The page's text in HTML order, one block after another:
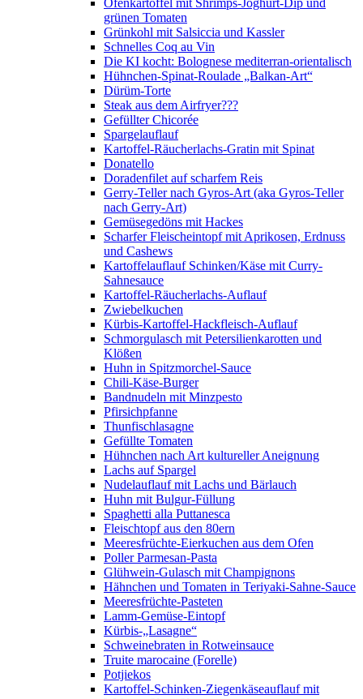
Ofenkartoffel mit Shrimps-Joghurt-Dip und
grünen Tomaten
Grünkohl mit Salsiccia und Kassler
Schnelles Coq au Vin
Die KI kocht: Bolognese mediterran-orientalisch
Hühnchen-Spinat-Roulade „Balkan-Art“
Dürüm-Torte
Steak aus dem Airfryer???
Gefüllter Chicorée
Spargelauflauf
Kartoffel-Räucherlachs-Gratin mit Spinat
Donatello
Doradenfilet auf scharfem Reis
Gerry-Teller nach Gyros-Art (aka Gyros-Teller
nach Gerry-Art)
Gemüsegedöns mit Hackes
Scharfer Fleischeintopf mit Aprikosen, Erdnuss
und Cashews
Kartoffelauflauf Schinken/Käse mit Curry-
Sahnesauce
Kartoffel-Räucherlachs-Auflauf
Zwiebelkuchen
Kürbis-Kartoffel-Hackfleisch-Auflauf
Schmorgulasch mit Petersilienkarotten und
Klößen
Huhn in Spitzmorchel-Sauce
Chili-Käse-Burger
Bandnudeln mit Minzpesto
Pfirsichpfanne
Thunfischlasagne
Gefüllte Tomaten
Hühnchen nach Art kultureller Aneignung
Lachs auf Spargel
Nudelauflauf mit Lachs und Bärlauch
Huhn mit Bulgur-Füllung
Spaghetti alla Puttanesca
Fleischtopf aus den 80ern
Meeresfrüchte-Eierkuchen aus dem Ofen
Poller Parmesan-Pasta
Glühwein-Gulasch mit Champignons
Hähnchen und Tomaten in Teriyaki-Sahne-Sauce
Meeresfrüchte-Pasteten
Lamm-Gemüse-Eintopf
Kürbis-„Lasagne“
Schweinebraten in Rotweinsauce
Truite marocaine (Forelle)
Potjiekos
Kartoffel-Schinken-Ziegenkäseauflauf mit